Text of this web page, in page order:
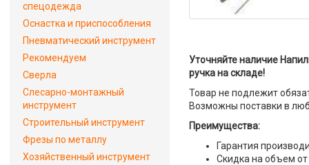
Уточняйте наличие
ручка на складе!
Товар не подлежит
Возможны поставки в
Преимущества:
Гарантия
Скидка на объем от
спецодежда
Оснастка и приспособления
Пневматический инструмент
Рекомендуем
Сверла
Слесарно-монтажный
инструмент
Строительный инструмент
Фрезы по металлу
Хозяйственный инструмент